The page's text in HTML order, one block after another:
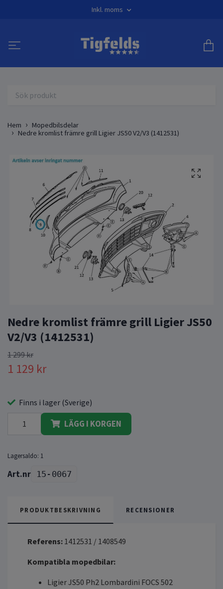
Inkl. moms
Hem
Mopedbilsdelar
Nedre kromlist främre grill Ligier JS50 V2/V3 (1412531)
Nedre kromlist främre grill Ligier JS50
V2/V3 (1412531)
1 299 kr
1 129 kr
Finns i lager (Sverige)
LÄGG I KORGEN
Lagersaldo: 1
15-0067
PRODUKTBESKRIVNING RECENSIONER
Referens: 1412531 / 1408549
Kompatibla mopedbilar:
Ligier JS50 Ph2 Lombardini FOCS 502